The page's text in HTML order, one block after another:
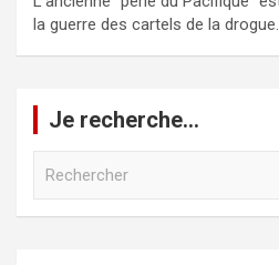
la guerre des cartels de la
Je recherche…